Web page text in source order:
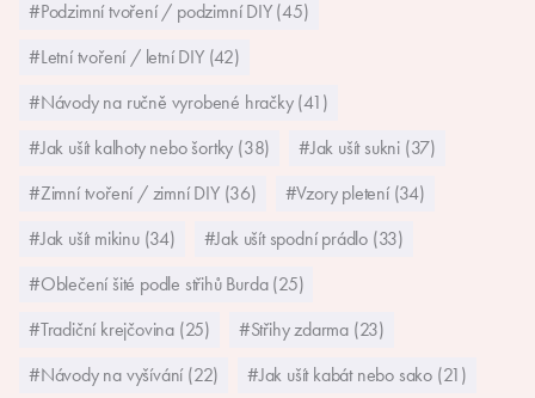
#Podzimní tvoření / podzimní DIY (45)
#Letní tvoření / letní DIY (42)
#Návody na ručně vyrobené hračky (41)
#Jak ušít kalhoty nebo šortky (38)
#Jak ušít sukni (37)
#Zimní tvoření / zimní DIY (36)
#Vzory pletení (34)
#Jak ušít mikinu (34)
#Jak ušít spodní prádlo (33)
#Oblečení šité podle střihů Burda (25)
#Tradiční krejčovina (25)
#Střihy zdarma (23)
#Návody na vyšívání (22)
#Jak ušít kabát nebo sako (21)